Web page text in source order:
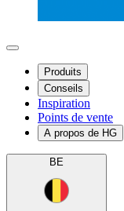
Produits
Conseils
Inspiration
Points de vente
A propos de HG
BE